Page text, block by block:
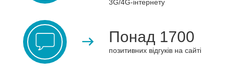
3G/4G-інтернету
Понад 1700
позитивних відгуків на сайті